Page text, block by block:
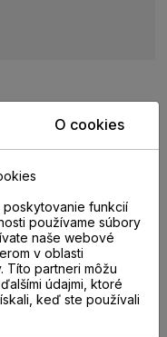
O cookies
poskytovanie funkcií
používame súbory
naše webové
v oblasti
Títo partneri môžu
údajmi, ktoré
keď ste používali